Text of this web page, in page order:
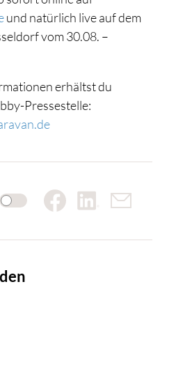
und natürlich live auf dem
vom 30.08. –
erhältst du
Pressestelle: